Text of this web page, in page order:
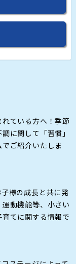
ている方へ！季節
に関して「習慣」
ご紹介いたしま
様の成長と共に発
動機能等、小さい
てに関する情報で